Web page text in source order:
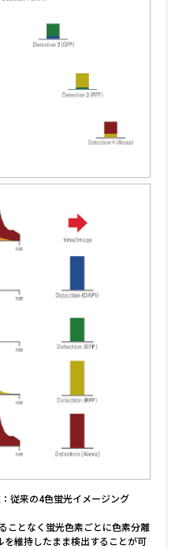
従来の4色蛍光イメージング
ことなく蛍光色素ごとに色素分離
を維持したまま検出することが可